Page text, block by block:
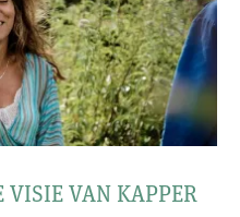
VAN KAPPER